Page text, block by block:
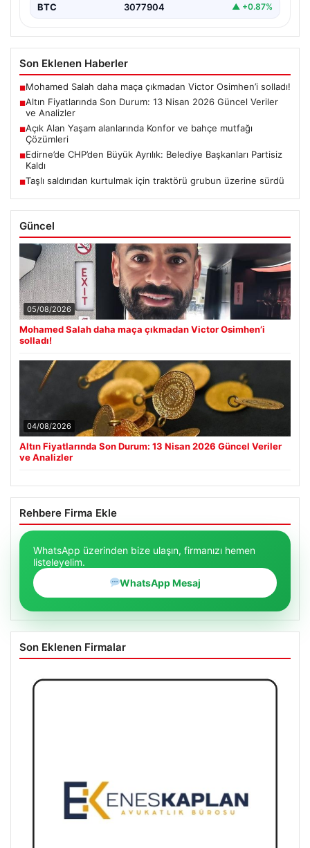
BTC 3077904 ▲ +0.87%
Son Eklenen Haberler
■Mohamed Salah daha maça çıkmadan Victor Osimhen’i solladı!
■Altın Fiyatlarında Son Durum: 13 Nisan 2026 Güncel Veriler
ve Analizler
■Açık Alan Yaşam alanlarında Konfor ve bahçe mutfağı
Çözümleri
■Edirne’de CHP’den Büyük Ayrılık: Belediye Başkanları Partisiz
Kaldı
■Taşlı saldırıdan kurtulmak için traktörü grubun üzerine sürdü
Güncel
05/08/2026
Mohamed Salah daha maça çıkmadan Victor Osimhen’i
solladı!
04/08/2026
Altın Fiyatlarında Son Durum: 13 Nisan 2026 Güncel Veriler
ve Analizler
Rehbere Firma Ekle
WhatsApp üzerinden bize ulaşın, firmanızı hemen
listeleyelim.
WhatsApp Mesaj
Son Eklenen Firmalar